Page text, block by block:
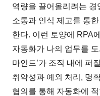
역량을 끌어올리려는 경
소통과 인식 제고를 통
한다. 이런 토양에 RPA
자동화가 나의 업무를
마인드’가 조직 내에 퍼
취약성과 예외 처리, 명
협의를 통해 자동화에